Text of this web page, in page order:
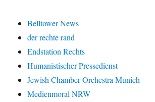
Belltower News
der rechte rand
Endstation Rechts
Humanistischer Pressedienst
Jewish Chamber Orchestra Munich
Medienmoral NRW